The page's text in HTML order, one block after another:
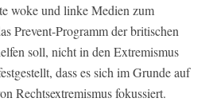
woke und linke Medien zum
Prevent-Programm der britischen
soll, nicht in den Extremismus
dass es sich im Grunde auf
Rechtsextremismus fokussiert.